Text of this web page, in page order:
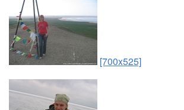
[700x525]